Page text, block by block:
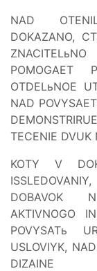
NAD
DOKAZANO,
POMOGAET
OTDELьNOE
NAD
TECENIE DVUK
KOTY V
DOBAVOK
AKTIVNOGO
POVYSATь
USLOVIYK,
DIZAINE